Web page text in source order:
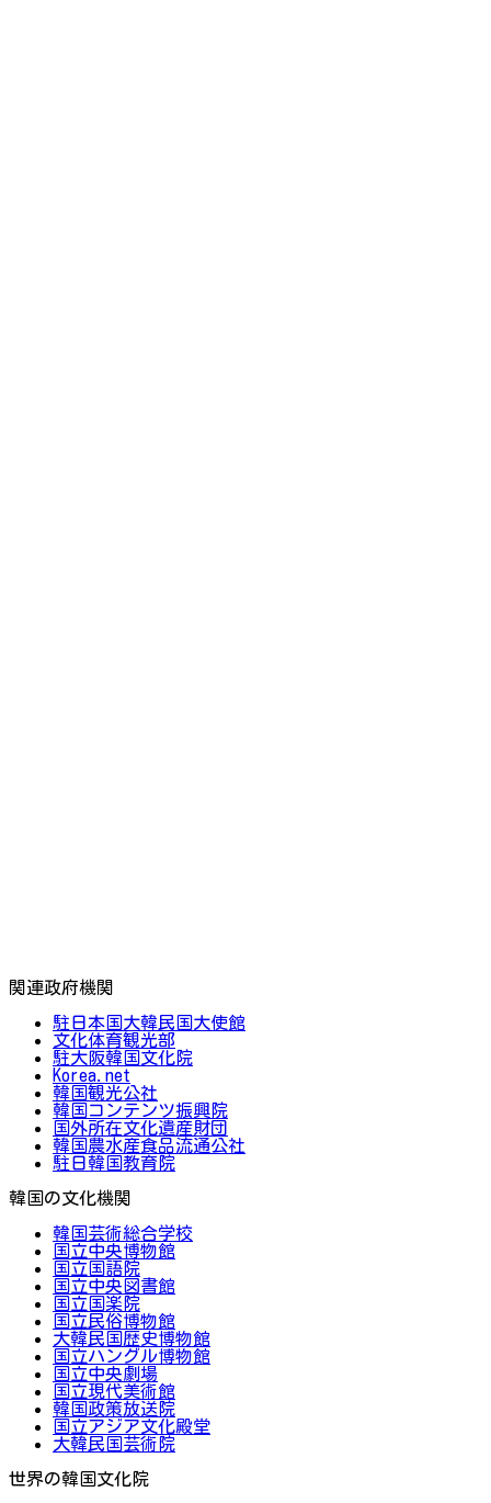
関連政府機関
駐日本国大韓民国大使館
文化体育観光部
駐大阪韓国文化院
Korea.net
韓国観光公社
韓国コンテンツ振興院
国外所在文化遺産財団
韓国農水産食品流通公社
駐日韓国教育院
韓国の文化機関
韓国芸術総合学校
国立中央博物館
国立国語院
国立中央図書館
国立国楽院
国立民俗博物館
大韓民国歴史博物館
国立ハングル博物館
国立中央劇場
国立現代美術館
韓国政策放送院
国立アジア文化殿堂
大韓民国芸術院
世界の韓国文化院